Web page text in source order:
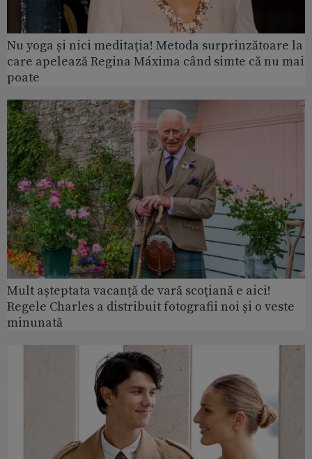
Nu yoga și nici meditația! Metoda surprinzătoare la
care apelează Regina Máxima când simte că nu mai
poate
Mult așteptata vacanță de vară scoțiană e aici!
Regele Charles a distribuit fotografii noi și o veste
minunată